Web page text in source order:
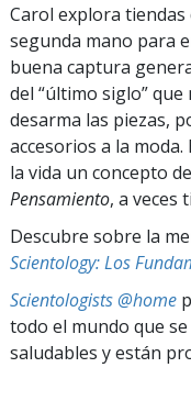
Carol explora
segunda mano para
buena captura
del “último siglo”
desarma las piezas,
accesorios a la moda.
la vida un concepto de
Pensamiento, a veces
Descubre sobre la
Scientology: Los
Scientologists @home
todo el mundo que
saludables y están